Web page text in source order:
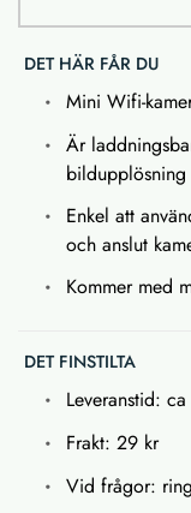
DET HÄR FÅR DU
Mini Wifi-
Är
Enkel att
och anslut
Kommer med
DET FINSTILTA
Leveranstid:
Frakt: 29 kr
Vid frågor: